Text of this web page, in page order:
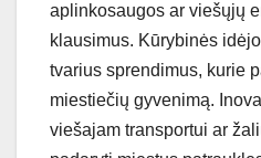
aplinkosaugos ar viešųjų
klausimus. Kūrybinės
tvarius sprendimus, kurie
miestiečių gyvenimą.
viešajam transportui ar